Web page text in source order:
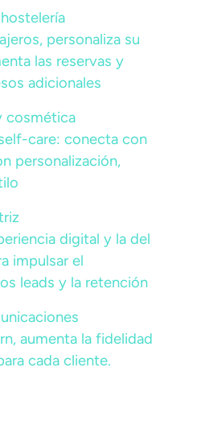
personaliza su
las reservas y
adicionales
cosmética
care: conecta con
personalización,
digital y la del
impulsar el
leads y la retención
aumenta la fidelidad
cada cliente.